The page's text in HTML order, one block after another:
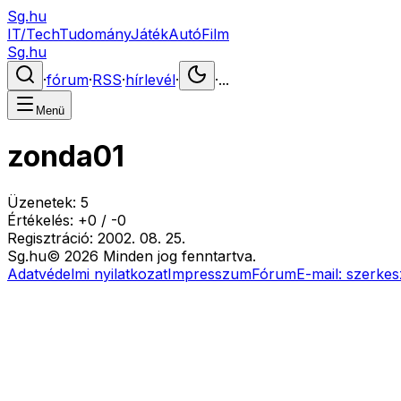
Sg.hu
IT/TechTudományJátékAutóFilm
Sg.hu
·fórum·RSS·hírlevél· ·...
Menü
zonda01
Üzenetek: 5
Értékelés: +0 / -0
Regisztráció: 2002. 08. 25.
Sg.hu© 2026 Minden jog fenntartva.
Adatvédelmi nyilatkozatImpresszumFórumE-mail: